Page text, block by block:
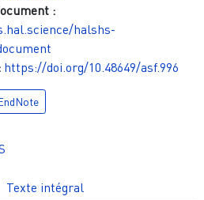
:
halshs-
https://doi.org/10.48649/asf.996
Texte intégral